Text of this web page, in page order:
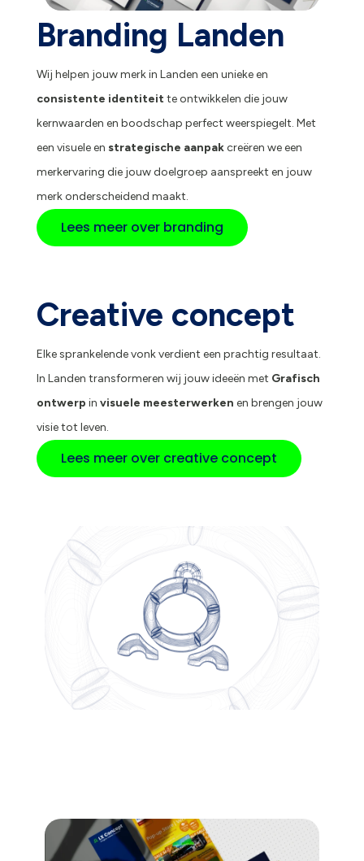
Branding Landen
Wij helpen jouw merk in Landen een unieke en
consistente identiteitte ontwikkelen die jouw
kernwaarden en boodschap perfect weerspiegelt. Met
een visuele en strategische aanpakcreëren we een
merkervaring die jouw doelgroep aanspreekt en jouw
merk onderscheidend maakt.
Lees meer over branding
Creative concept
Elke sprankelende vonk verdient een prachtig resultaat.
In Landen transformeren wij jouw ideeën met Grafisch
ontwerp in visuele meesterwerken en brengen jouw
visie tot leven.
Lees meer over creative concept